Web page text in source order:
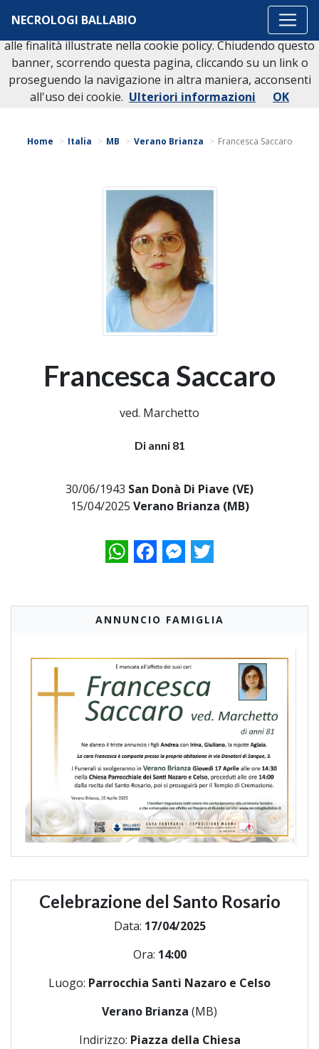
NECROLOGI BALLABIO
Torna indietro
Home Italia MB Verano Brianza Francesca Saccaro
Francesca Saccaro
ved. Marchetto
Di anni 81
30/06/1943 San Donà Di Piave (VE)
15/04/2025 Verano Brianza (MB)
WhatsAppFacebookMessenger
Twitter
ANNUNCIO FAMIGLIA
Celebrazione del Santo Rosario
Data: 17/04/2025
Ora: 14:00
Luogo: Parrocchia Santi Nazaro e Celso
Verano Brianza (MB)
Indirizzo: Piazza della Chiesa
Questo sito o gli strumenti terzi da questo utilizzati si
avvalgono di cookie necessari al funzionamento ed utili
alle finalità illustrate nella cookie policy. Chiudendo questo
banner, scorrendo questa pagina, cliccando su un link o
proseguendo la navigazione in altra maniera, acconsenti
all'uso dei cookie. Ulteriori informazioni OK